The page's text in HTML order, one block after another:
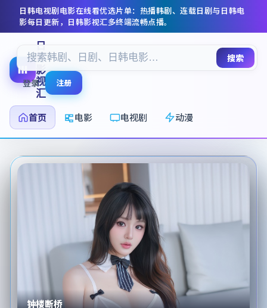
日韩电视剧电影在线看优选片单：热播韩剧、连载日剧与日韩电
影每日更新， 日韩影视汇多终端流畅点播。
日
韩
影
视
汇
首页
电影 电视剧 动漫
搜索
登录 注册
钟楼断桥